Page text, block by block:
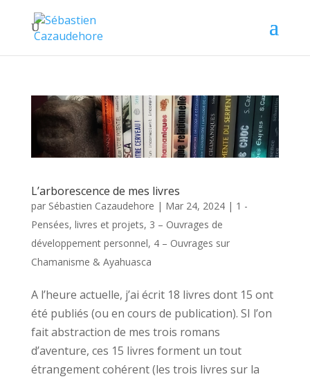
L’arborescence de mes livres
par Sébastien Cazaudehore | Mar 24, 2024| 1 -
Pensées, livres et projets, 3 – Ouvrages de
développement personnel, 4 – Ouvrages sur
Chamanisme & Ayahuasca
A l’heure actuelle, j’ai écrit 18 livres dont 15 ont
été publiés (ou en cours de publication). SI l’on
fait abstraction de mes trois romans
d’aventure, ces 15 livres forment un tout
étrangement cohérent (les trois livres sur la